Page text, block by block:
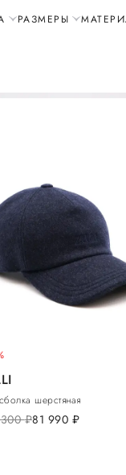
РАЗМЕРЫ
шерстяная
руб.81 990 руб.